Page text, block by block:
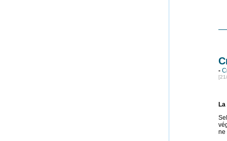
-
ne